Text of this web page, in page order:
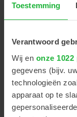
Toestemming
Verantwoord
Wij en onze
gegevens (bijv.
technologieën
apparaat op te
Medmont
M700
Perimeter